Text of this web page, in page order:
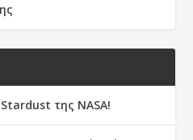
της NASA!